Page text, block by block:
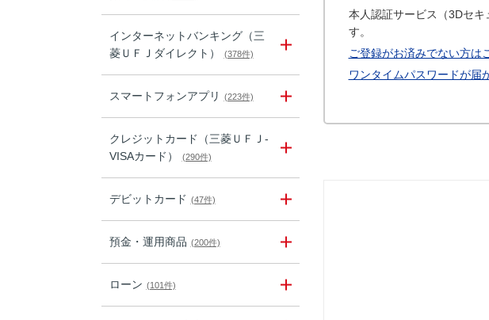
インターネットバンキング（三
菱ＵＦＪダイレクト）
(378件)
スマートフォンアプリ (223件)
クレジットカード（三菱ＵＦＪ-
VISAカード）
(290件)
デビットカード (47件)
預金・運用商品 (200件)
ローン (101件)
本人認証サービス（3Dセ
す。
ご登録がお済みでない方は
ワンタイムパスワードが届